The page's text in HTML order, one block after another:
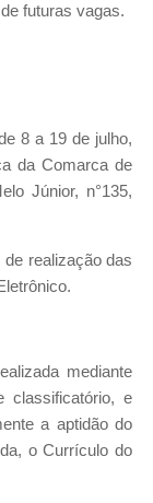
futuras vagas.
8 a 19 de julho,
da Comarca de
Júnior, n°135,
realização das
mediante
classificatório, e
a aptidão do
o Currículo do